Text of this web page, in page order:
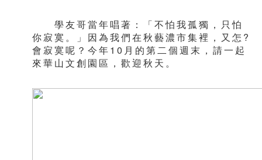
學友哥當年唱著：「不怕我孤獨，只怕
你寂寞。」因為我們在秋藝濃市集裡，又怎?
會寂寞呢？今年10月的第二個週末，請一起
來華山文創園區，歡迎秋天。